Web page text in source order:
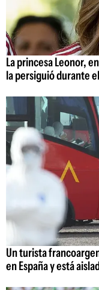
La princesa Leonor,
la persiguió durante
Un turista
en España y está